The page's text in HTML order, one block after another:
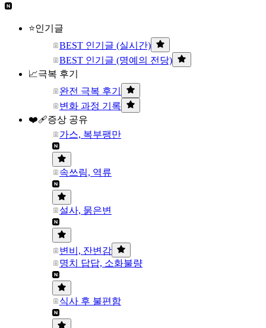
⭐인기글
BEST 인기글 (실시간)
BEST 인기글 (명예의 전당)
📈극복 후기
완전 극복 후기
변화 과정 기록
❤️‍🩹증상 공유
가스, 복부팽만
속쓰림, 역류
설사, 묽은변
변비, 잔변감
명치 답답, 소화불량
식사 후 불편함